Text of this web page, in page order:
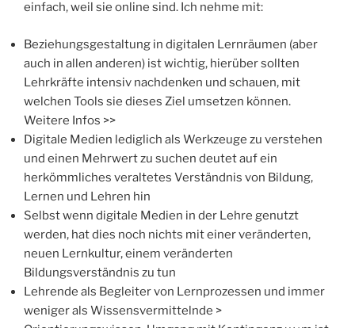
einfach, weil sie online sind. Ich nehme mit:
Beziehungsgestaltung in digitalen Lernräumen (aber
auch in allen anderen) ist wichtig, hierüber sollten
Lehrkräfte intensiv nachdenken und schauen, mit
welchen Tools sie dieses Ziel umsetzen können.
Weitere Infos >>
Digitale Medien lediglich als Werkzeuge zu verstehen
und einen Mehrwert zu suchen deutet auf ein
herkömmliches veraltetes Verständnis von Bildung,
Lernen und Lehren hin
Selbst wenn digitale Medien in der Lehre genutzt
werden, hat dies noch nichts mit einer veränderten,
neuen Lernkultur, einem veränderten
Bildungsverständnis zu tun
Lehrende als Begleiter von Lernprozessen und immer
weniger als Wissensvermittelnde >